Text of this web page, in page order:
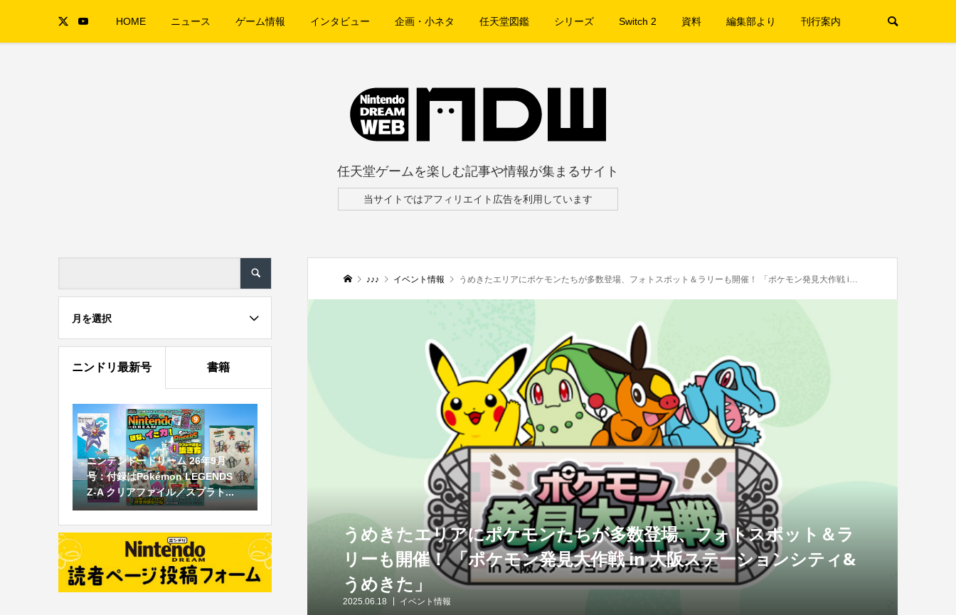
HOME ニュース ゲーム情報 インタビュー 企画・小ネタ 任天堂図鑑 シリーズ Switch 2 資料 編集部より 刊行案内
任天堂ゲームを楽しむ記事や情報が集まるサイト
当サイトではアフィリエイト広告を利用しています
♪♪♪ イベント情報 うめきたエリアにポケモンたちが多数登場、フォトスポット＆ラリーも開催！ 「ポケモン発見大作戦 in 大阪ステーションシティ&うめきた」
うめきたエリアにポケモンたちが多数登場、フォトスポット＆ラ
リーも開催！ 「ポケモン発見大作戦 in 大阪ステーションシティ&
うめきた」
2025.06.18 イベント情報
月を選択
ニンドリ最新号 書籍
ニンテンドードリーム 26年9月
号：付録はPokémon LEGENDS
Z-A クリアファイル／スプラト...